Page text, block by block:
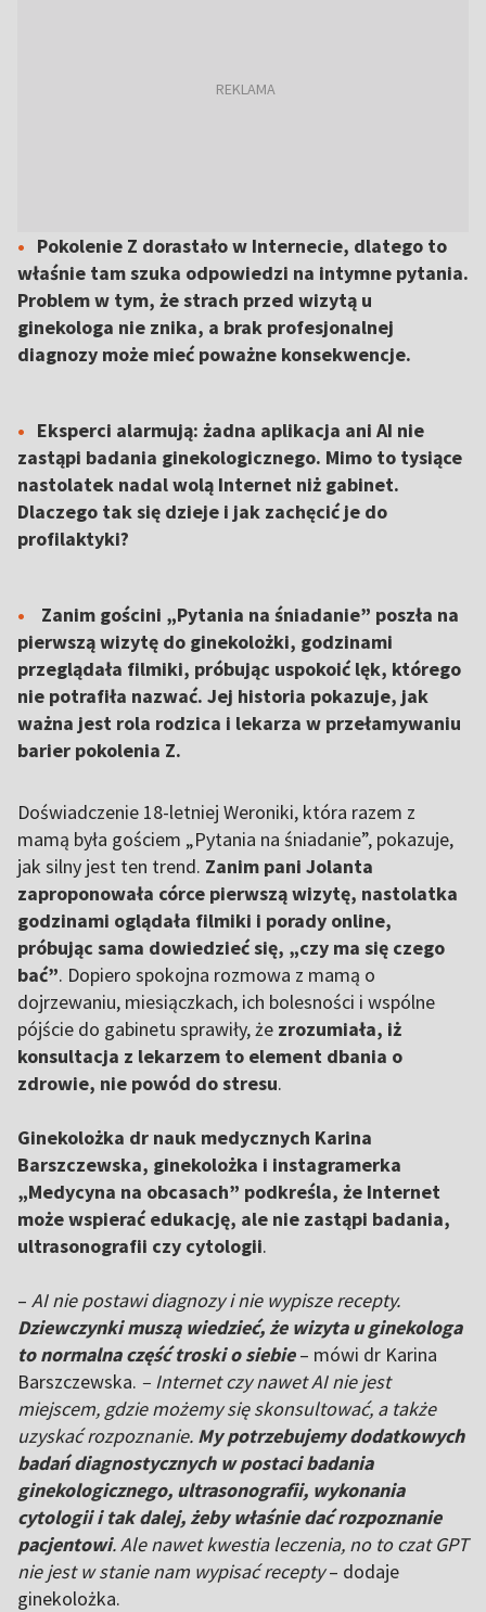
Pokolenie Z dorastało w Internecie, dlatego to
właśnie tam szuka odpowiedzi na intymne pytania.
Problem w tym, że strach przed wizytą u
ginekologa nie znika, a brak profesjonalnej
diagnozy może mieć poważne konsekwencje.
Eksperci alarmują: żadna aplikacja ani AI nie
zastąpi badania ginekologicznego. Mimo to tysiące
nastolatek nadal wolą Internet niż gabinet.
Dlaczego tak się dzieje i jak zachęcić je do
profilaktyki?
Zanim gościni „Pytania na śniadanie” poszła na
pierwszą wizytę do ginekolożki, godzinami
przeglądała filmiki, próbując uspokoić lęk, którego
nie potrafiła nazwać. Jej historia pokazuje, jak
ważna jest rola rodzica i lekarza w przełamywaniu
barier pokolenia Z.
Doświadczenie 18-letniej Weroniki, która razem z
mamą była gościem „Pytania na śniadanie”, pokazuje,
jak silny jest ten trend. Zanim pani Jolanta
zaproponowała córce pierwszą wizytę, nastolatka
godzinami oglądała filmiki i porady online,
próbując sama dowiedzieć się, „czy ma się czego
bać”. Dopiero spokojna rozmowa z mamą o
dojrzewaniu, miesiączkach, ich bolesności i wspólne
pójście do gabinetu sprawiły, że zrozumiała, iż
konsultacja z lekarzem to element dbania o
zdrowie, nie powód do stresu.
Ginekolożka dr nauk medycznych Karina
Barszczewska, ginekolożka i instagramerka
„Medycyna na obcasach” podkreśla, że Internet
może wspierać edukację, ale nie zastąpi badania,
ultrasonografii czy cytologii.
– AI nie postawi diagnozy i nie wypisze recepty.
Dziewczynki muszą wiedzieć, że wizyta u ginekologa
to normalna część troski o siebie– mówi dr Karina
Barszczewska. – Internet czy nawet AI nie jest
miejscem, gdzie możemy się skonsultować, a także
uzyskać rozpoznanie. My potrzebujemy dodatkowych
badań diagnostycznych w postaci badania
ginekologicznego, ultrasonografii, wykonania
cytologii i tak dalej, żeby właśnie dać rozpoznanie
pacjentowi. Ale nawet kwestia leczenia, no to czat GPT
nie jest w stanie nam wypisać recepty– dodaje
ginekolożka.